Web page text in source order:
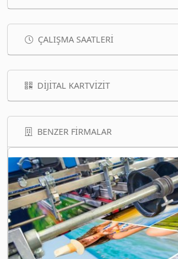
ÇALIŞMA SAATLERI
DIJITAL KARTVIZIT
BENZER FIRMALAR